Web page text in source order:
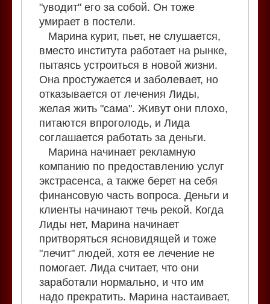
"уводит" его за собой. Он тоже
умирает в постели.
Марина курит, пьет, не слушается,
вместо института работает на рынке,
пытаясь устроиться в новой жизни.
Она простужается и заболевает, но
отказывается от лечения Лиды,
желая жить "сама". Живут они плохо,
питаются впроголодь, и Лида
соглашается работать за деньги.
Марина начинает рекламную
компанию по предоставлению услуг
экстрасенса, а также берет на себя
финансовую часть вопроса. Деньги и
клиенты начинают течь рекой. Когда
Лиды нет, Марина начинает
притворяться ясновидящей и тоже
"лечит" людей, хотя ее лечение не
помогает. Лида считает, что они
заработали нормально, и что им
надо прекратить. Марина настаивает,